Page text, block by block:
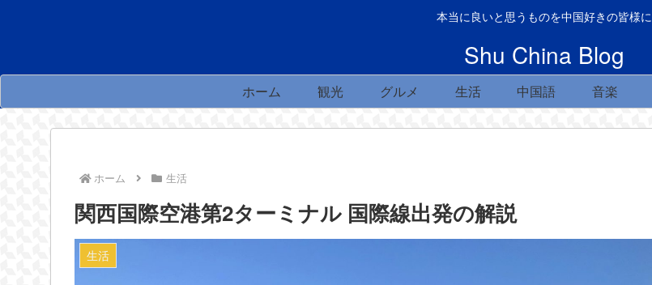
本当に良いと思うものを中国好きの皆様に
Shu China Blog
ホーム 観光 グルメ 生活 中国語 音楽
ホーム 生活
関西国際空港第2ターミナル 国際線出発の解説
生活